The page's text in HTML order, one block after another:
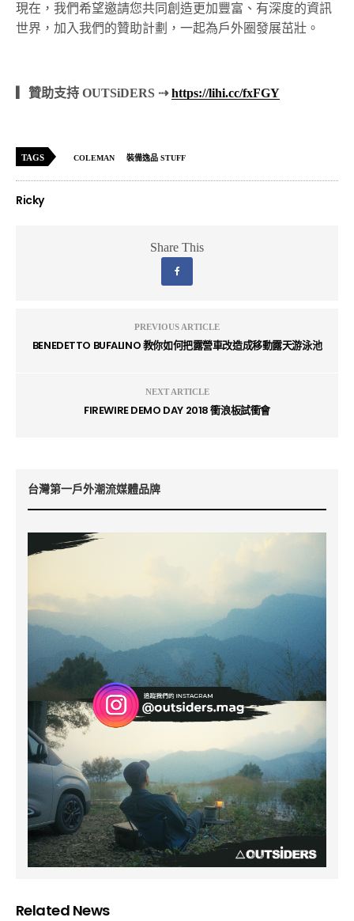
現在，我們希望邀請您共同創造更加豐富、有深度的資訊
世界，加入我們的贊助計劃，一起為戶外圈發展茁壯。
▎贊助支持 OUTSiDERS ⇢https://lihi.cc/fxFGY
TAGS COLEMAN 裝備逸品 STUFF
Ricky
Share This
PREVIOUS ARTICLE
BENEDETTO BUFALINO 教你如何把露營車改造成移動露天游泳池
NEXT ARTICLE
FIREWIRE DEMO DAY 2018 衝浪板試衝會
台灣第一戶外潮流媒體品牌
Related News